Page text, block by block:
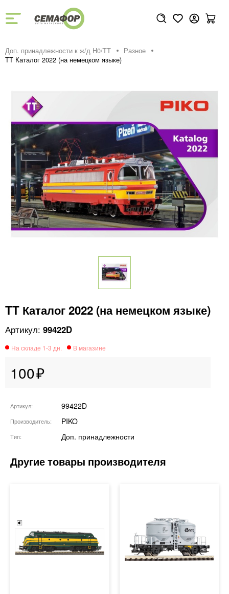
Доп. принадлежности к ж/д H0/ТТ
Разное
TT Каталог 2022 (на немецком языке)
TT Каталог 2022 (на немецком языке)
99422D
100
Артикул 99422D
Производитель PIKO
Тип Доп. принадлежности